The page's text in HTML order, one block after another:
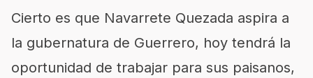
Cierto es que Navarrete Quezada aspira a
la gubernatura de Guerrero, hoy tendrá la
oportunidad de trabajar para sus paisanos,